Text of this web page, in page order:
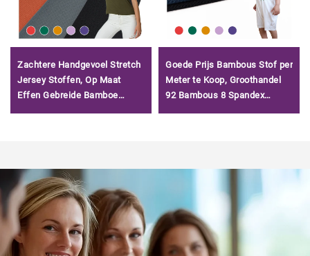
Zachtere Handgevoel Stretch
Jersey Stoffen, Op Maat
Effen Gebreide Bamboe
Goede Prijs Bambous Stof per
Meter te Koop, Groothandel
92 Bambous 8 Spandex